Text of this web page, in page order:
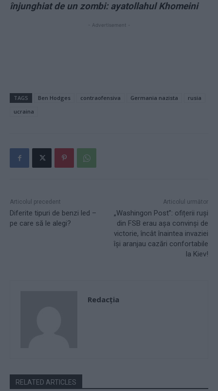
înjunghiat de un zombi: ayatollahul Khomeini
- Advertisement -
TAGS Ben Hodges contraofensiva Germania nazista
rusia
ucraina
Articolul precedent
Diferite tipuri de benzi led –
pe care să le alegi?
Articolul următor
„Washingon Post”: ofițerii ruși
din FSB erau așa convinși de
victorie, încât înaintea invaziei
își aranjau cazări confortabile
la Kiev!
Redacţia
RELATED ARTICLES